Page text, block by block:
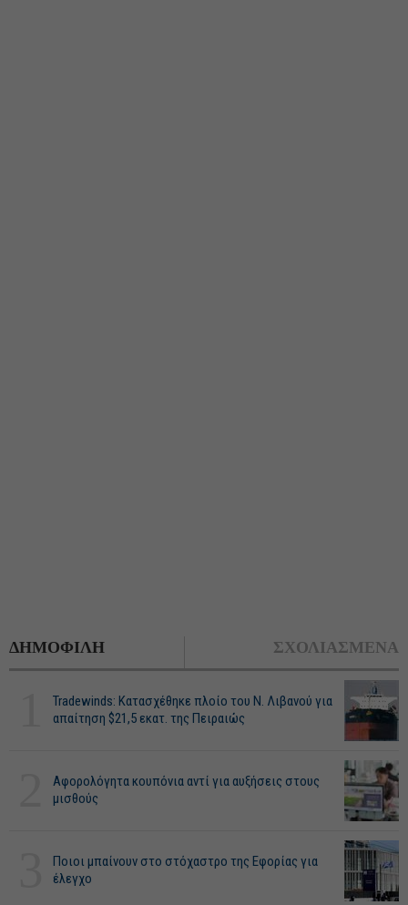
ΔΗΜΟΦΙΛΗ ΣΧΟΛΙΑΣΜΕΝΑ
Tradewinds: Κατασχέθηκε πλοίο του Ν. Λιβανού για
απαίτηση $21,5 εκατ. της Πειραιώς
Αφορολόγητα κουπόνια αντί για αυξήσεις στους
μισθούς
Ποιοι μπαίνουν στο στόχαστρο της Εφορίας για
έλεγχο